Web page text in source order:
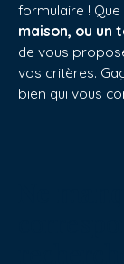
formulaire !
maison, ou un
de vous
vos critères.
bien qui vous